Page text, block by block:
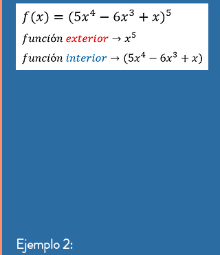
Ejemplo 2: